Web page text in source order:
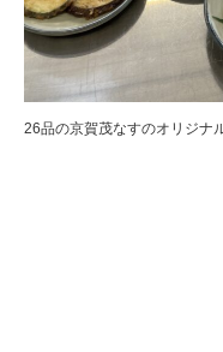
26品の京賀茂なすのオリジナ